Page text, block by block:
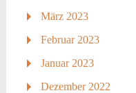
März 2023
Februar 2023
Januar 2023
Dezember 2022